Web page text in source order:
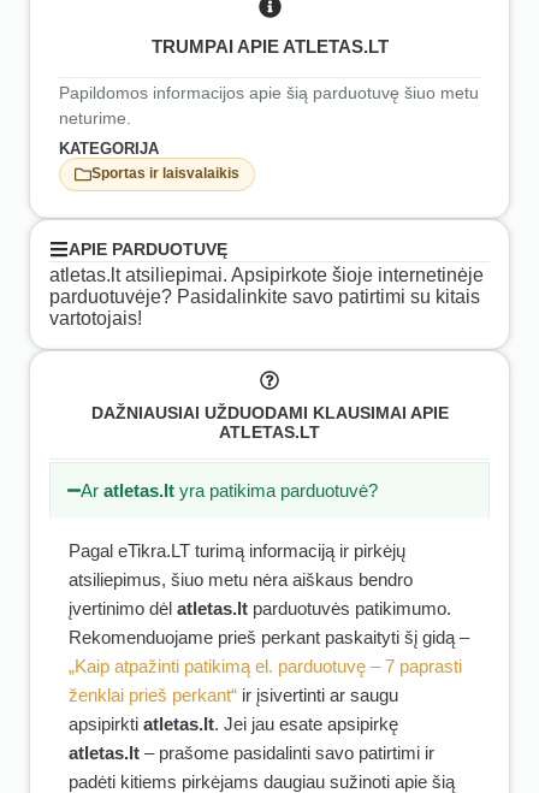
TRUMPAI APIE ATLETAS.LT
Papildomos informacijos apie šią parduotuvę šiuo metu
neturime.
KATEGORIJA
Sportas ir laisvalaikis
APIE PARDUOTUVĘ
atletas.lt atsiliepimai. Apsipirkote šioje internetinėje
parduotuvėje? Pasidalinkite savo patirtimi su kitais
vartotojais!
DAŽNIAUSIAI UŽDUODAMI KLAUSIMAI APIE
ATLETAS.LT
Aratletas.lt yra patikima parduotuvė?
Pagal eTikra.LT turimą informaciją ir pirkėjų
atsiliepimus, šiuo metu nėra aiškaus bendro
įvertinimo dėl atletas.lt parduotuvės patikimumo.
Rekomenduojame prieš perkant paskaityti šį gidą –
„Kaip atpažinti patikimą el. parduotuvę – 7 paprasti
ženklai prieš perkant“ ir įsivertinti ar saugu
apsipirkti atletas.lt. Jei jau esate apsipirkę
atletas.lt – prašome pasidalinti savo patirtimi ir
padėti kitiems pirkėjams daugiau sužinoti apie šią